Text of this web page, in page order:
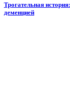
Трогательная
деменцией